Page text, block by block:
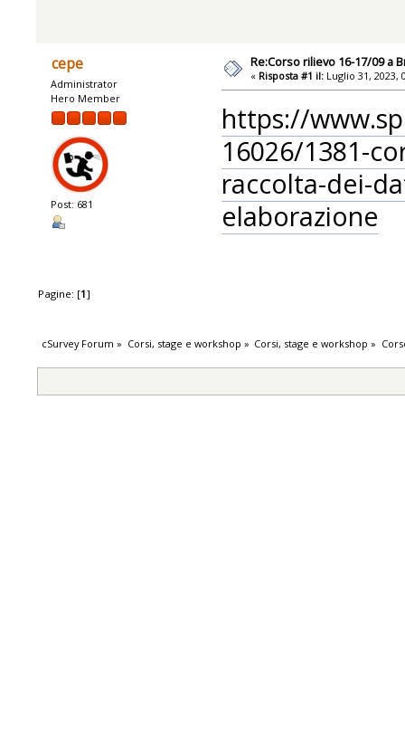
cepe
Administrator
Hero Member
Post: 681
Re:Corso rilievo 16-17/09 a
« Risposta #1 il: Luglio 31, 2023,
https://
16026/1381-
raccolta-dei-
elaborazione
Pagine: [1]
cSurvey Forum » Corsi, stage e workshop » Corsi, stage e workshop »